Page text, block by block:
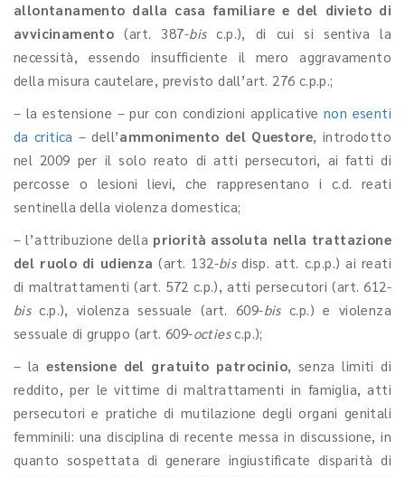
allontanamento dalla casa familiare e del divieto di
avvicinamento (art. 387-bisc.p.), di cui si sentiva la
necessità, essendo insufficiente il mero aggravamento
della misura cautelare, previsto dall’art. 276 c.p.p.;
– la estensione – pur con condizioni applicative non esenti
da critica – dell’ammonimento del Questore, introdotto
nel 2009 per il solo reato di atti persecutori, ai fatti di
percosse o lesioni lievi, che rappresentano i c.d. reati
sentinella della violenza domestica;
– l’attribuzione della priorità assoluta nella trattazione
del ruolo di udienza (art. 132-bisdisp. att. c.p.p.) ai reati
di maltrattamenti (art. 572 c.p.), atti persecutori (art. 612-
bisc.p.), violenza sessuale (art. 609-bisc.p.) e violenza
sessuale di gruppo (art. 609-octiesc.p.);
– laestensione del gratuito patrocinio, senza limiti di
reddito, per le vittime di maltrattamenti in famiglia, atti
persecutori e pratiche di mutilazione degli organi genitali
femminili: una disciplina di recente messa in discussione, in
quanto sospettata di generare ingiustificate disparità di